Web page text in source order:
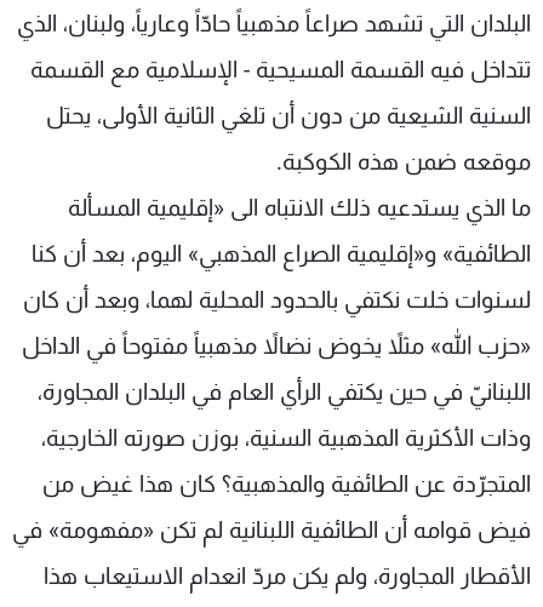
البلدان التي تشهد صراعاً مذهبياً حادّاً وعارياً، ولبنان، الذي
تتداخل فيه القسمة المسيحية - الإسلامية مع القسمة
السنية الشيعية من دون أن تلغي الثانية الأولى، يحتل
موقعه ضمن هذه الكوكبة.
ما الذي يستدعيه ذلك الانتباه الى «إقليمية المسألة
الطائفية» و«إقليمية الصراع المذهبي» اليوم، بعد أن كنا
لسنوات خلت نكتفي بالحدود المحلية لهما، وبعد أن كان
«حزب الله» مثلاً يخوض نضالاً مذهبياً مفتوحاً في الداخل
اللبنانيّ في حين يكتفي الرأي العام في البلدان المجاورة،
وذات الأكثرية المذهبية السنية، بوزن صورته الخارجية،
المتجرّدة عن الطائفية والمذهبية؟ كان هذا غيض من
فيض قوامه أن الطائفية اللبنانية لم تكن «مفهومة» في
الأقطار المجاورة، ولم يكن مردّ انعدام الاستيعاب هذا